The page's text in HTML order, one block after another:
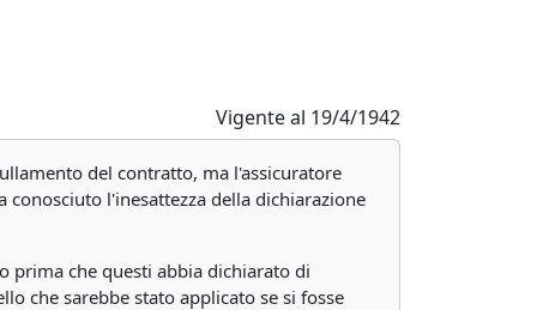
Vigente al 19/4/1942
del contratto, ma l'assicuratore
l'inesattezza della dichiarazione
prima che questi abbia dichiarato di
che sarebbe stato applicato se si fosse